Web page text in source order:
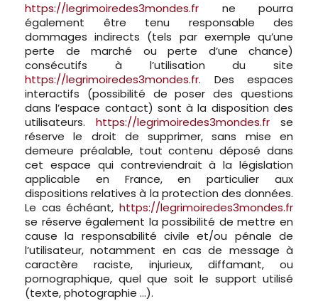
https://legrimoiredes3mondes.fr ne pourra
également être tenu responsable des
dommages indirects (tels par exemple qu’une
perte de marché ou perte d’une chance)
consécutifs à l’utilisation du site
https://legrimoiredes3mondes.fr. Des espaces
interactifs (possibilité de poser des questions
dans l’espace contact) sont à la disposition des
utilisateurs. https://legrimoiredes3mondes.fr se
réserve le droit de supprimer, sans mise en
demeure préalable, tout contenu déposé dans
cet espace qui contreviendrait à la législation
applicable en France, en particulier aux
dispositions relatives à la protection des données.
Le cas échéant, https://legrimoiredes3mondes.fr
se réserve également la possibilité de mettre en
cause la responsabilité civile et/ou pénale de
l’utilisateur, notamment en cas de message à
caractère raciste, injurieux, diffamant, ou
pornographique, quel que soit le support utilisé
(texte, photographie …).